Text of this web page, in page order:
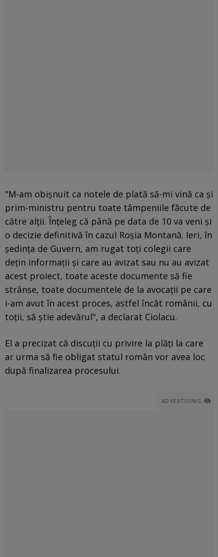
"M-am obişnuit ca notele de plată să-mi vină ca şi
prim-ministru pentru toate tâmpeniile făcute de
către alţii. Înţeleg că până pe data de 10 va veni şi
o decizie definitivă în cazul Roşia Montană. Ieri, în
şedinţa de Guvern, am rugat toţi colegii care
deţin informaţii şi care au avizat sau nu au avizat
acest proiect, toate aceste documente să fie
strânse, toate documentele de la avocaţii pe care
i-am avut în acest proces, astfel încât românii, cu
toţii, să ştie adevărul", a declarat Ciolacu.
El a precizat că discuţii cu privire la plăţi la care
ar urma să fie obligat statul român vor avea loc
după finalizarea procesului.
ADVERTISING